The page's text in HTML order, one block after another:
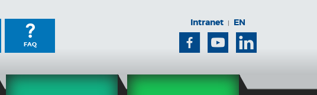
FAQ
Intranet | EN
FacebookYoutube Linkedin